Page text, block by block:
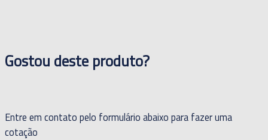
Gostou deste produto?
Entre em contato pelo formulário abaixo para fazer uma
cotação